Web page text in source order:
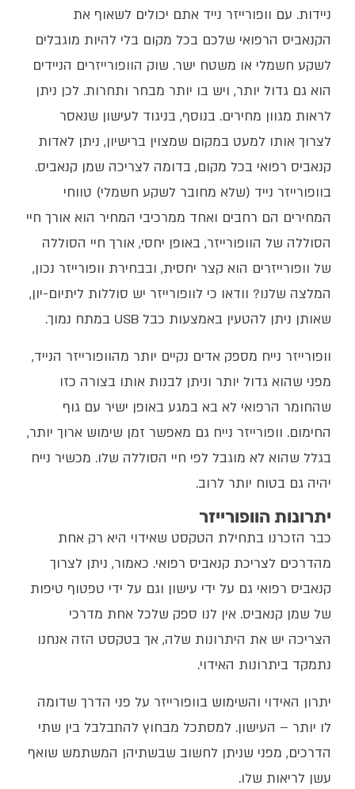
ניידות. עם וופורייזר נייד אתם יכולים לשאוף את
הקנאביס הרפואי שלכם בכל מקום בלי להיות מוגבלים
לשקע חשמלי או משטח ישר. שוק הוופורייזרים הניידים
הוא גם גדול יותר, ויש בו יותר מבחר ותחרות. לכן ניתן
לראות מגוון מחירים. בנוסף, בניגוד לעישון שנאסר
לצרוך אותו למעט במקום שמצוין ברישיון, ניתן לאדות
קנאביס רפואי בכל מקום, בדומה לצריכה שמן קנאביס.
בוופורייזר נייד (שלא מחובר לשקע חשמלי) טווחי
המחירים הם רחבים ואחד ממרכיבי המחיר הוא אורך חיי
הסוללה של הוופורייזר, באופן יחסי, אורך חיי הסוללה
של וופורייזרים הוא קצר יחסית, ובבחירת וופורייזר נכון,
המלצה שלנו? וודאו כי לוופורייזר יש סוללות ליתיום-יון,
שאותן ניתן להטעין באמצעות כבל USB במתח נמוך.
וופורייזר נייח מספק אדים נקיים יותר מהוופורייזר הנייד,
מפני שהוא גדול יותר וניתן לבנות אותו בצורה כזו
שהחומר הרפואי לא בא במגע באופן ישיר עם גוף
החימום. וופורייזר נייח גם מאפשר זמן שימוש ארוך יותר,
בגלל שהוא לא מוגבל לפי חיי הסוללה שלו. מכשיר נייח
יהיה גם בטוח יותר לרוב.
יתרונות הוופורייזר
כבר הזכרנו בתחילת הטקסט שאידוי היא רק אחת
מהדרכים לצריכת קנאביס רפואי. כאמור, ניתן לצרוך
קנאביס רפואי גם על ידי עישון וגם על ידי טפטוף טיפות
של שמן קנאביס. אין לנו ספק שלכל אחת מדרכי
הצריכה יש את היתרונות שלה, אך בטקסט הזה אנחנו
נתמקד ביתרונות האידוי.
יתרון האידוי והשימוש בוופורייזר על פני הדרך שדומה
לו יותר – העישון. למסתכל מבחוץ להתבלבל בין שתי
הדרכים, מפני שניתן לחשוב שבשתיהן המשתמש שואף
עשן לריאות שלו.